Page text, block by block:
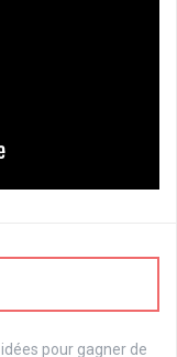
pour gagner de